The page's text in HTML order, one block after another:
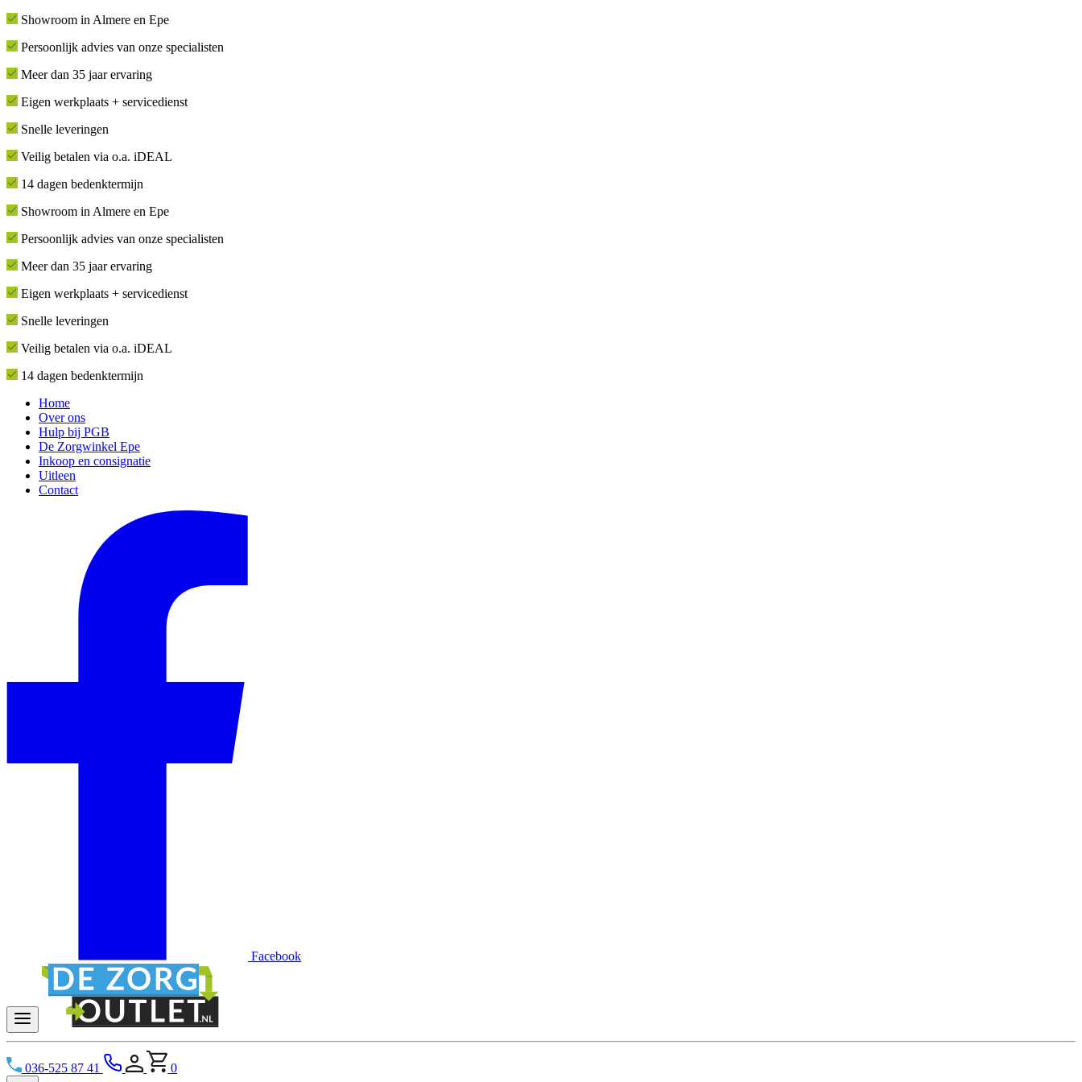
Showroom in Almere en Epe
Persoonlijk advies van onze specialisten
Meer dan 35 jaar ervaring
Eigen werkplaats + servicedienst
Snelle leveringen
Veilig betalen via o.a. iDEAL
14 dagen bedenktermijn
Showroom in Almere en Epe
Persoonlijk advies van onze specialisten
Meer dan 35 jaar ervaring
Eigen werkplaats + servicedienst
Snelle leveringen
Veilig betalen via o.a. iDEAL
14 dagen bedenktermijn
Home
Over ons
Hulp bij PGB
De Zorgwinkel Epe
Inkoop en consignatie
Uitleen
Contact
Facebook
036-525 87 41 0